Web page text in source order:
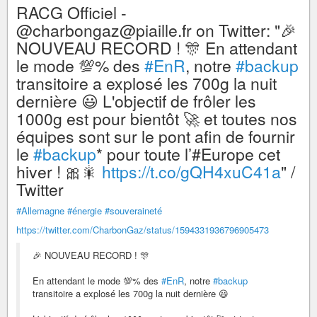
RACG Officiel -
@charbongaz@piaille.fr on Twitter: "🎉
NOUVEAU RECORD ! 🎊 En attendant
le mode 💯% des #EnR, notre #backup
transitoire a explosé les 700g la nuit
dernière 😃 L'objectif de frôler les
1000g est pour bientôt 🚀 et toutes nos
équipes sont sur le pont afin de fournir
le#backup* pour toute l’#Europe cet
hiver ! 🎀🎇 https://t.co/gQH4xuC41a" /
Twitter
#Allemagne #énergie #souveraineté
https://twitter.com/CharbonGaz/status/1594331936796905473
🎉 NOUVEAU RECORD ! 🎊
En attendant le mode 💯% des #EnR, notre #backup
transitoire a explosé les 700g la nuit dernière 😃